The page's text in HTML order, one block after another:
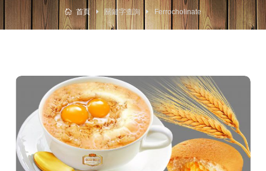
首頁 關鍵字查詢 Ferrocholinate